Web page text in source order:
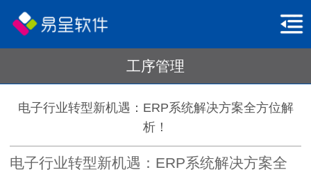
工序管理
电子行业转型新机遇：ERP系统解决方案全方位解
析！
电子行业转型新机遇：ERP系统解决方案全